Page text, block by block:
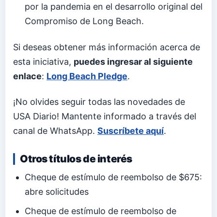
por la pandemia en el desarrollo original del
Compromiso de Long Beach.
Si deseas obtener más información acerca de
esta iniciativa, puedes ingresar al siguiente
enlace: Long Beach Pledge.
¡No olvides seguir todas las novedades de
USA Diario! Mantente informado a través del
canal de WhatsApp. Suscríbete aquí.
Otros títulos de interés
Cheque de estímulo de reembolso de $675:
abre solicitudes
Cheque de estímulo de reembolso de